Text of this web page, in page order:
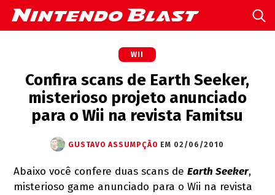
WII
Confira scans de Earth Seeker,
misterioso projeto anunciado
para o Wii na revista Famitsu
GUSTAVO ASSUMPÇÃO EM 02/06/2010
Abaixo você confere duas scans deEarth Seeker,
misterioso game anunciado para o Wii na revista